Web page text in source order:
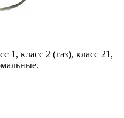
1, класс 2 (газ), класс 21,